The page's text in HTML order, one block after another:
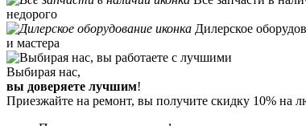
недорого
Дилерское
и мастера
Выбирая нас,
вы доверяете лучшим!
Приезжайте на ремонт, вы получите скидку 10% на